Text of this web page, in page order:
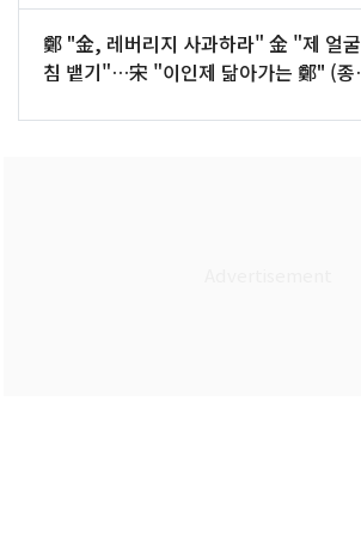
鄭 "金, 레버리지 사과하라" 金 "제 얼굴
침 뱉기"…宋 "이인제 닮아가는 鄭" (종